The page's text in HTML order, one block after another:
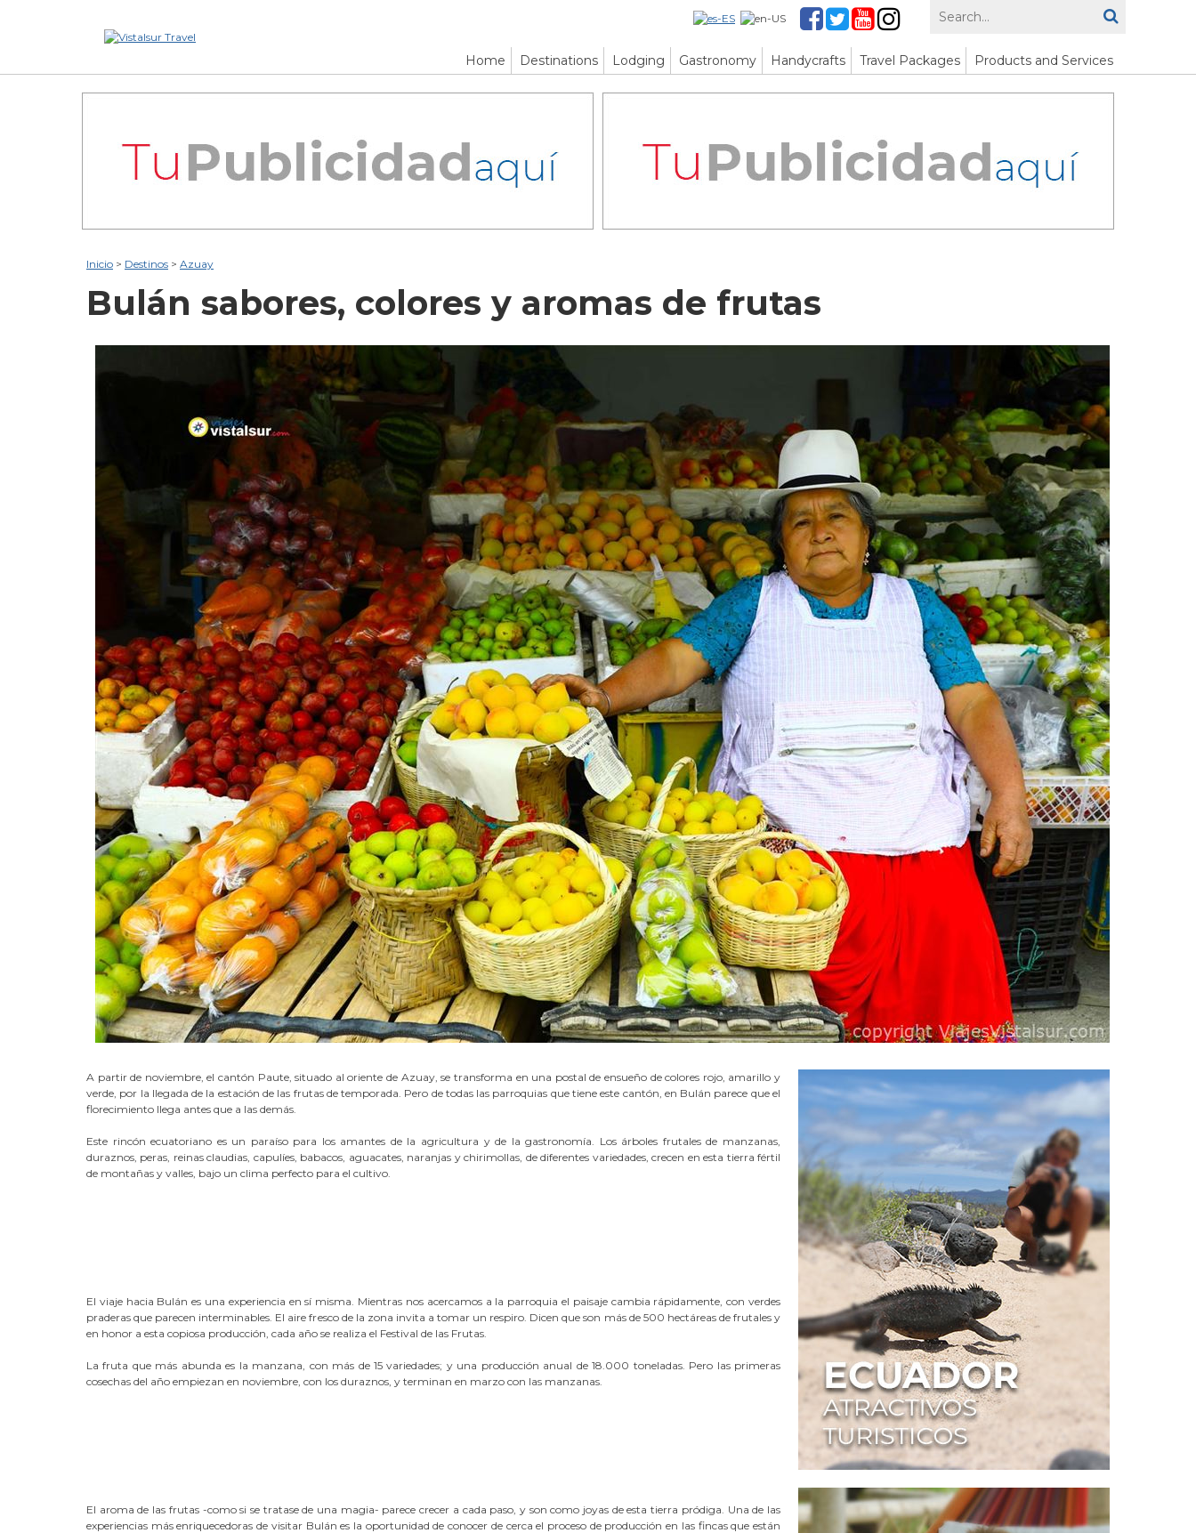
Home Destinations Lodging Gastronomy Handycrafts Travel Packages Products and Services
Inicio > Destinos > Azuay
Bulán sabores, colores y aromas de frutas
A partir de noviembre, el cantón Paute, situado al oriente de Azuay, se transforma en una postal de ensueño de colores rojo, amarillo y
verde, por la llegada de la estación de las frutas de temporada. Pero de todas las parroquias que tiene este cantón, en Bulán parece que el
florecimiento llega antes que a las demás.
Este rincón ecuatoriano es un paraíso para los amantes de la agricultura y de la gastronomía. Los árboles frutales de manzanas,
duraznos, peras, reinas claudias, capulíes, babacos, aguacates, naranjas y chirimollas, de diferentes variedades, crecen en esta tierra fértil
de montañas y valles, bajo un clima perfecto para el cultivo.
El viaje hacia Bulán es una experiencia en sí misma. Mientras nos acercamos a la parroquia el paisaje cambia rápidamente, con verdes
praderas que parecen interminables. El aire fresco de la zona invita a tomar un respiro. Dicen que son más de 500 hectáreas de frutales y
en honor a esta copiosa producción, cada año se realiza el Festival de las Frutas.
La fruta que más abunda es la manzana, con más de 15 variedades; y una producción anual de 18.000 toneladas. Pero las primeras
cosechas del año empiezan en noviembre, con los duraznos, y terminan en marzo con las manzanas.
El aroma de las frutas -como si se tratase de una magia- parece crecer a cada paso, y son como joyas de esta tierra pródiga. Una de las
experiencias más enriquecedoras de visitar Bulán es la oportunidad de conocer de cerca el proceso de producción en las fincas que están